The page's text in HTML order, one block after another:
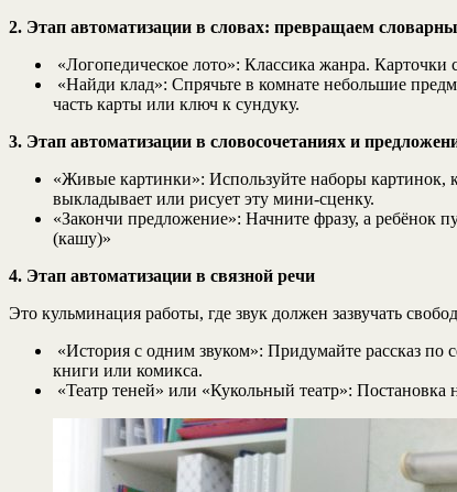
2. Этап автоматизации в словах: превращаем
«Логопедическое лото»: Классика жанра.
«Найди клад»: Спрячьте в комнате небольшие
часть карты или ключ к сундуку.
3. Этап автоматизации в словосочетаниях и
«Живые картинки»: Используйте наборы картинок,
выкладывает или рисует эту мини-сценку.
«Закончи предложение»: Начните фразу, а ребёнок
(кашу)»
4. Этап автоматизации в связной речи
Это кульминация работы, где звук должен зазвучать
«История с одним звуком»: Придумайте рассказ
книги или комикса.
«Театр теней» или «Кукольный театр»: Постановка